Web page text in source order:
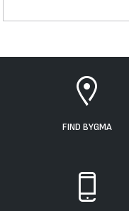
FIND BYGMA